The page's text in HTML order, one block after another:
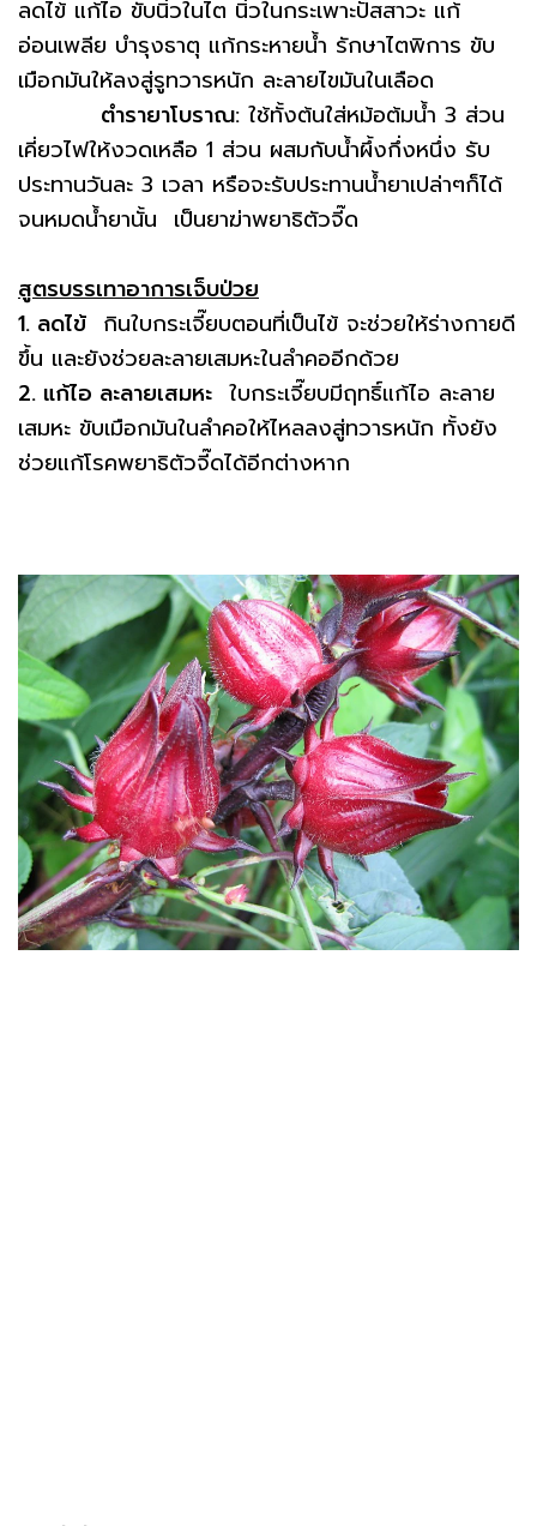
ลดไข้ แก้ไอ ขับนิ่วในไต นิ่วในกระเพาะปัสสาวะ แก้
อ่อนเพลีย บำรุงธาตุ แก้กระหายน้ำ รักษาไตพิการ ขับ
เมือกมันให้ลงสู่รูทวารหนัก ละลายไขมันในเลือด
ตำรายาโบราณ: ใช้ทั้งต้นใส่หม้อต้มน้ำ 3 ส่วน
เคี่ยวไฟให้งวดเหลือ 1 ส่วน ผสมกับน้ำผึ้งกึ่งหนึ่ง รับ
ประทานวันละ 3 เวลา หรือจะรับประทานน้ำยาเปล่าๆก็ได้
จนหมดน้ำยานั้น เป็นยาฆ่าพยาธิตัวจี๊ด
สูตรบรรเทาอาการเจ็บป่วย
1. ลดไข้ กินใบกระเจี๊ยบตอนที่เป็นไข้ จะช่วยให้ร่างกายดี
ขึ้น และยังช่วยละลายเสมหะในลำคออีกด้วย
2. แก้ไอ ละลายเสมหะ ใบกระเจี๊ยบมีฤทธิ์แก้ไอ ละลาย
เสมหะ ขับเมือกมันในลำคอให้ไหลลงสู่ทวารหนัก ทั้งยัง
ช่วยแก้โรคพยาธิตัวจี๊ดได้อีกต่างหาก